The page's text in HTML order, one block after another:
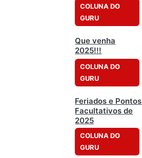
COLUNA DO
GURU
Que venha
2025!!!
COLUNA DO
GURU
Feriados e Pontos
Facultativos de
2025
COLUNA DO
GURU